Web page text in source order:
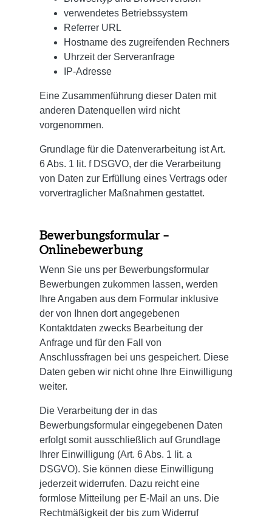
verwendetes Betriebssystem
Referrer URL
Hostname des zugreifenden Rechners
Uhrzeit der Serveranfrage
IP-Adresse
Eine Zusammenführung dieser Daten mit
anderen Datenquellen wird nicht
vorgenommen.
Grundlage für die Datenverarbeitung ist Art.
6 Abs. 1 lit. f DSGVO, der die Verarbeitung
von Daten zur Erfüllung eines Vertrags oder
vorvertraglicher Maßnahmen gestattet.
Bewerbungsformular –
Onlinebewerbung
Wenn Sie uns per Bewerbungsformular
Bewerbungen zukommen lassen, werden
Ihre Angaben aus dem Formular inklusive
der von Ihnen dort angegebenen
Kontaktdaten zwecks Bearbeitung der
Anfrage und für den Fall von
Anschlussfragen bei uns gespeichert. Diese
Daten geben wir nicht ohne Ihre Einwilligung
weiter.
Die Verarbeitung der in das
Bewerbungsformular eingegebenen Daten
erfolgt somit ausschließlich auf Grundlage
Ihrer Einwilligung (Art. 6 Abs. 1 lit. a
DSGVO). Sie können diese Einwilligung
jederzeit widerrufen. Dazu reicht eine
formlose Mitteilung per E-Mail an uns. Die
Rechtmäßigkeit der bis zum Widerruf